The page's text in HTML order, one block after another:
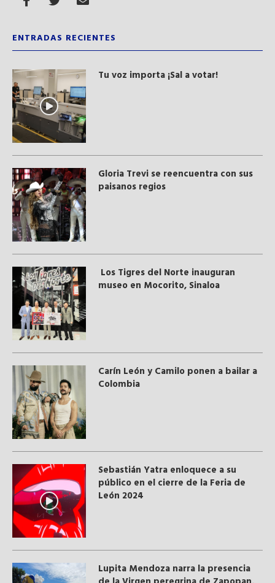
ENTRADAS RECIENTES
Tu voz importa ¡Sal a votar!
Gloria Trevi se reencuentra con sus
paisanos regios
Los Tigres del Norte inauguran
museo en Mocorito, Sinaloa
Carín León y Camilo ponen a bailar a
Colombia
Sebastián Yatra enloquece a su
público en el cierre de la Feria de
León 2024
Lupita Mendoza narra la presencia